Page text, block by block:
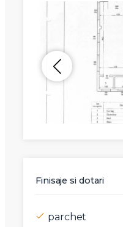
Finisaje si dotari
parchet